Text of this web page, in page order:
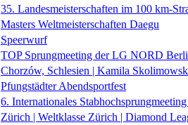
35. Landesmeisterschaften im 100 km-
Masters Weltmeisterschaften Daegu
Speerwurf
TOP Sprungmeeting der LG NORD
Chorzów, Schlesien | Kamila
Pfungstädter Abendsportfest
6. Internationales Stabhochsprungmeeting
Zürich | Weltklasse Zürich | Diamond